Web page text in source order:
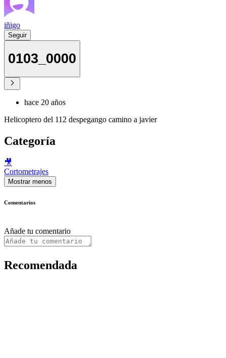
iñigo
Seguir
0103_0000
hace 20 años
Helicoptero del 112 despegango camino a javier
Categoría
🎥
Cortometrajes
Mostrar menos
Comentarios
Añade tu comentario
Recomendada